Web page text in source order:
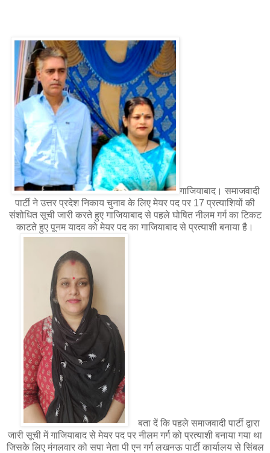
गाजियाबाद। समाजवादी
पार्टी ने उत्तर प्रदेश निकाय चुनाव के लिए मेयर पद पर 17 प्रत्याशियों की
संशोधित सूची जारी करते हुए गाजियाबाद से पहले घोषित नीलम गर्ग का टिकट
काटते हुए पूनम यादव को मेयर पद का गाजियाबाद से प्रत्याशी बनाया है।
बता दें कि पहले समाजवादी पार्टी द्वारा
जारी सूची में गाजियाबाद से मेयर पद पर नीलम गर्ग को प्रत्याशी बनाया गया था
जिसके लिए मंगलवार को सपा नेता पी एन गर्ग लखनऊ पार्टी कार्यालय से सिंबल